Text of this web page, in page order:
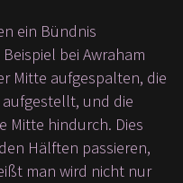
ein Bündnis
bei Awraham
Mitte aufgespalten, die
und die
Mitte hindurch. Dies
Hälften passieren,
man wird nicht nur